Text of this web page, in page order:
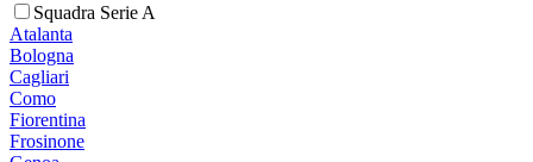
Squadra Serie A
Atalanta
Bologna
Cagliari
Como
Fiorentina
Frosinone